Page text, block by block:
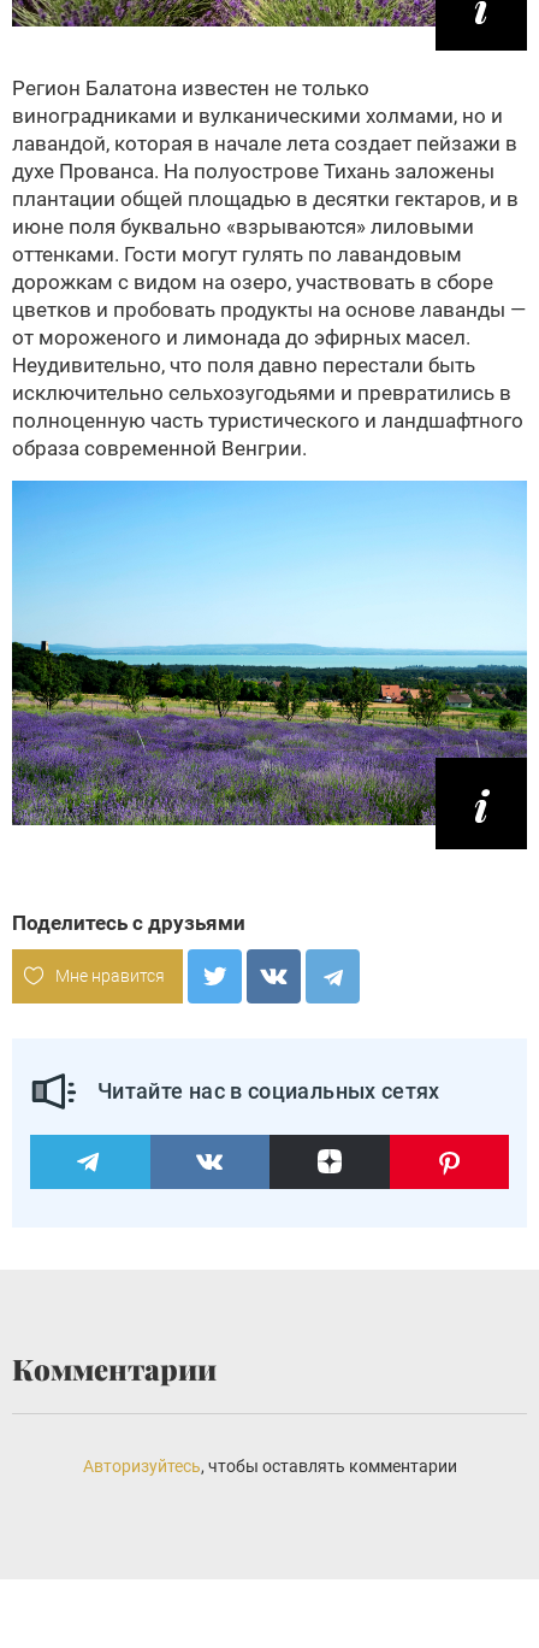
Регион Балатона известен не только
виноградниками и вулканическими холмами, но и
лавандой, которая в начале лета создает пейзажи в
духе Прованса. На полуострове Тихань заложены
плантации общей площадью в десятки гектаров, и в
июне поля буквально «взрываются» лиловыми
оттенками. Гости могут гулять по лавандовым
дорожкам с видом на озеро, участвовать в сборе
цветков и пробовать продукты на основе лаванды —
от мороженого и лимонада до эфирных масел.
Неудивительно, что поля давно перестали быть
исключительно сельхозугодьями и превратились в
полноценную часть туристического и ландшафтного
образа современной Венгрии.
Поделитесь с друзьями
Мне нравится
Читайте нас в социальных сетях
Комментарии
Авторизуйтесь, чтобы оставлять комментарии